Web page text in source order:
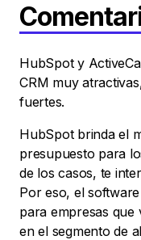
HubSpot y
CRM muy
fuertes.
HubSpot brinda el
presupuesto para
de los casos, te
Por eso, el
para empresas que
en el segmento de